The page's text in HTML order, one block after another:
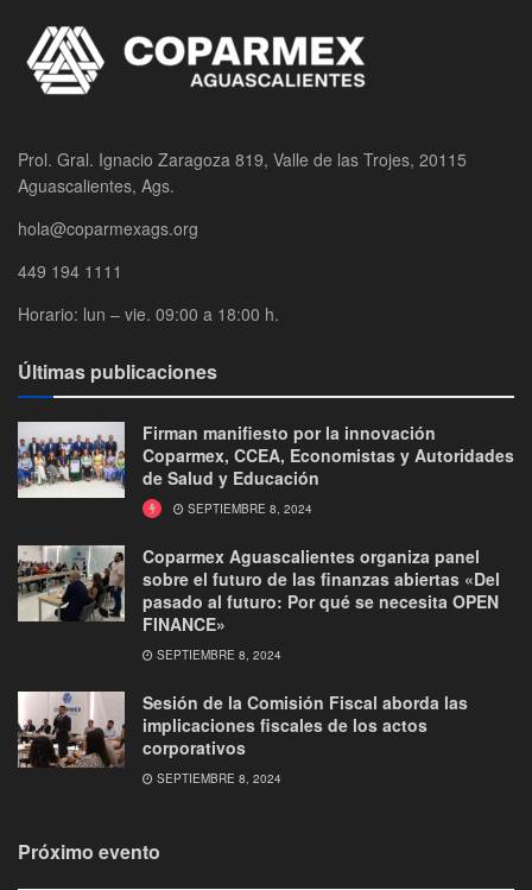
Prol. Gral. Ignacio Zaragoza 819, Valle de las Trojes, 20115
Aguascalientes, Ags.
hola@coparmexags.org
449 194 1111
Horario: lun – vie. 09:00 a 18:00 h.
Últimas publicaciones
Firman manifiesto por la innovación
Coparmex, CCEA, Economistas y Autoridades
de Salud y Educación
SEPTIEMBRE 8, 2024
Coparmex Aguascalientes organiza panel
sobre el futuro de las finanzas abiertas «Del
pasado al futuro: Por qué se necesita OPEN
FINANCE»
SEPTIEMBRE 8, 2024
Sesión de la Comisión Fiscal aborda las
implicaciones fiscales de los actos
corporativos
SEPTIEMBRE 8, 2024
Próximo evento